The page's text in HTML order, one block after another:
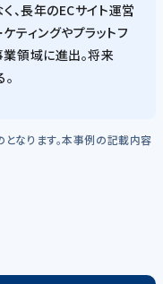
、長年のECサイト運営
ティングやプラットフ
領域に進出。将来
なります。本事例の記載内容